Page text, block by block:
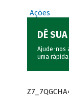
Ações
DÊ
Ajude-nos
uma rápida